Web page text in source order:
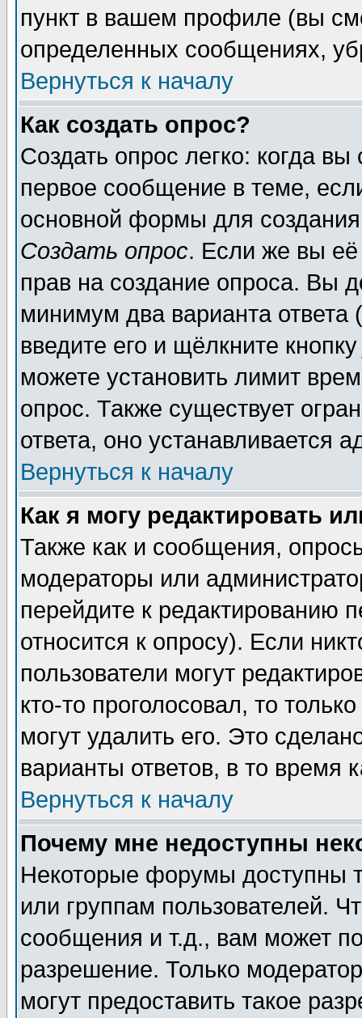
пункт в вашем профиле (вы
определенных сообщениях,
Вернуться к началу
Как создать опрос?
Создать опрос легко: когда
первое сообщение в теме,
основной формы для
Создать опрос. Если же вы её
прав на создание опроса. Вы
минимум два варианта ответа
введите его и щёлкните
можете установить лимит
опрос. Также существует
ответа, оно устанавливается
Вернуться к началу
Как я могу редактировать
Также как и сообщения,
модераторы или
перейдите к редактированию
относится к опросу). Если
пользователи могут
кто-то проголосовал, то
могут удалить его. Это
варианты ответов, в то время
Вернуться к началу
Почему мне недоступны
Некоторые форумы доступны
или группам пользователей.
сообщения и т.д., вам может
разрешение. Только
могут предоставить такое